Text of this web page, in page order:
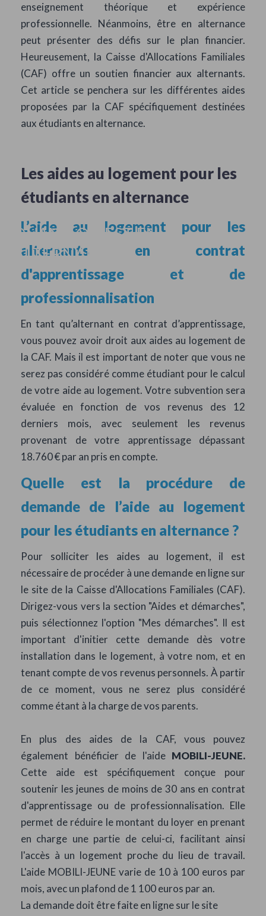
QUAND ON EST EN
ALTERNANCE ?
enseignement théorique et expérience
professionnelle. Néanmoins, être en alternance
peut présenter des défis sur le plan financier.
Heureusement, la Caisse d'Allocations Familiales
(CAF) offre un soutien financier aux alternants.
Cet article se penchera sur les différentes aides
proposées par la CAF spécifiquement destinées
aux étudiants en alternance.
Les aides au logement pour les
étudiants en alternance
L’aide au logement pour les
alternants en contrat
d'apprentissage et de
professionnalisation
En tant qu’alternant en contrat d’apprentissage,
vous pouvez avoir droit aux aides au logement de
la CAF. Mais il est important de noter que vous ne
serez pas considéré comme étudiant pour le calcul
de votre aide au logement. Votre subvention sera
évaluée en fonction de vos revenus des 12
derniers mois, avec seulement les revenus
provenant de votre apprentissage dépassant
18.760 € par an pris en compte.
Quelle est la procédure de
demande de l’aide au logement
pour les étudiants en alternance ?
Pour solliciter les aides au logement, il est
nécessaire de procéder à une demande en ligne sur
le site de la Caisse d'Allocations Familiales (CAF).
Dirigez-vous vers la section "Aides et démarches",
puis sélectionnez l'option "Mes démarches". Il est
important d'initier cette demande dès votre
installation dans le logement, à votre nom, et en
tenant compte de vos revenus personnels. À partir
de ce moment, vous ne serez plus considéré
comme étant à la charge de vos parents.
En plus des aides de la CAF, vous pouvez
également bénéficier de l'aide MOBILI-JEUNE.
Cette aide est spécifiquement conçue pour
soutenir les jeunes de moins de 30 ans en contrat
d'apprentissage ou de professionnalisation. Elle
permet de réduire le montant du loyer en prenant
en charge une partie de celui-ci, facilitant ainsi
l'accès à un logement proche du lieu de travail.
L'aide MOBILI-JEUNE varie de 10 à 100 euros par
mois, avec un plafond de 1 100 euros par an.
La demande doit être faite en ligne sur le site